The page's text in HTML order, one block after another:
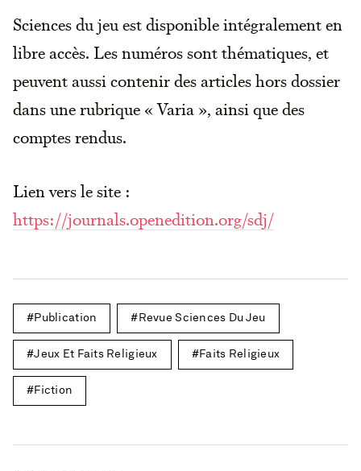
Sciences du jeu est disponible intégralement en
libre accès. Les numéros sont thématiques, et
peuvent aussi contenir des articles hors dossier
dans une rubrique « Varia », ainsi que des
comptes rendus.
Lien vers le site :
https://journals.openedition.org/sdj/
Publication Revue Sciences Du Jeu
Jeux Et Faits Religieux Faits Religieux
Fiction